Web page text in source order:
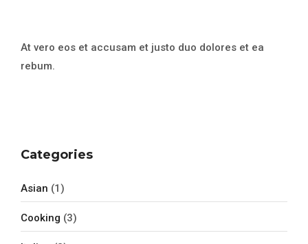
At vero eos et accusam et justo duo dolores et ea
rebum.
Categories
Asian (1)
Cooking (3)